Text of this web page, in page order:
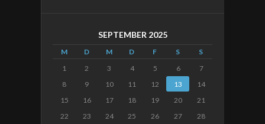
SEPTEMBER 2025
M D M D F S
S
1
2 3 4 5 6
7
8
9 10 11 12 13
14
15
16 17 18 19 20
21
22
23 24 25 26 27
28